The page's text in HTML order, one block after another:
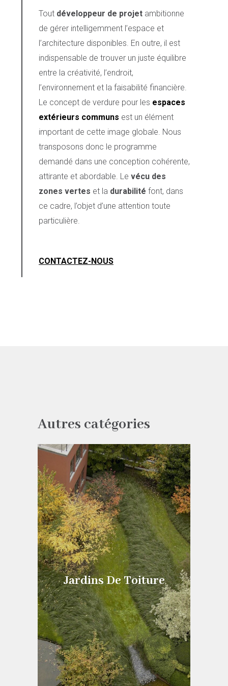
Tout développeur de projet ambitionne
de gérer intelligemment l’espace et
l’architecture disponibles. En outre, il est
indispensable de trouver un juste équilibre
entre la créativité, l’endroit,
l’environnement et la faisabilité financière.
Le concept de verdure pour les espaces
extérieurs communs est un élément
important de cette image globale. Nous
transposons donc le programme
demandé dans une conception cohérente,
attirante et abordable. Le vécu des
zones vertes et la durabilité font, dans
ce cadre, l’objet d’une attention toute
particulière.
CONTACTEZ-NOUS
Autres catégories
Jardins De Toiture
Jardins De Toiture